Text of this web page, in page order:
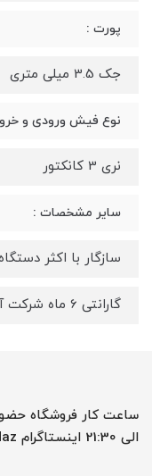
پورت :
جک 3.5 میلی متری
نوع فیش ورودی و
نری 3 کانکتور
سایر مشخصات :
سازگار با اکثر
گارانتی 6 ماه شرکت آریا سیستم
الی 21:30 اینستاگرام karinopardaz@